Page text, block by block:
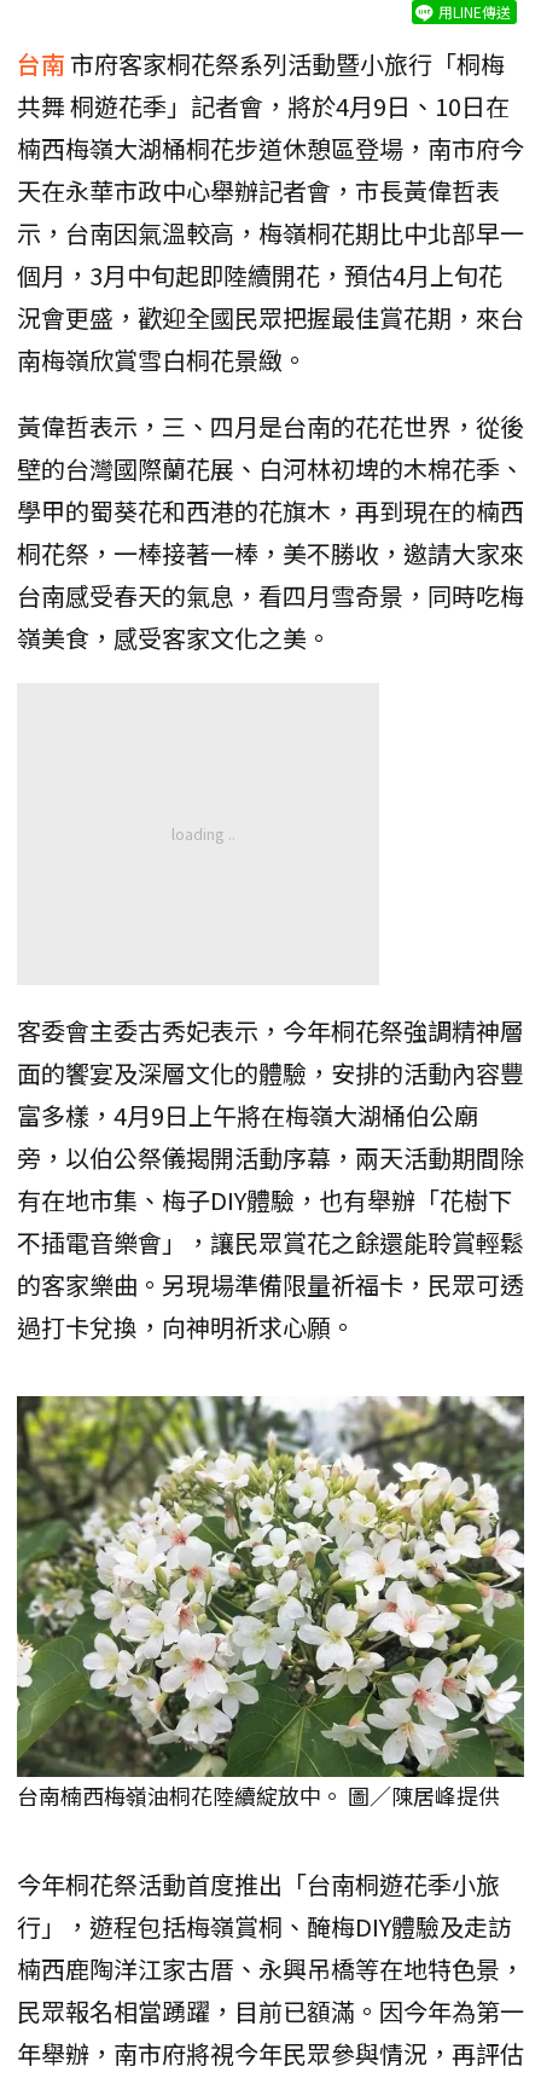
用LINE傳送
台南市府客家桐花祭系列活動暨小旅行「桐梅
共舞 桐遊花季」記者會，將於4月9日、10日在
楠西梅嶺大湖桶桐花步道休憩區登場，南市府今
天在永華市政中心舉辦記者會，市長黃偉哲表
示，台南因氣溫較高，梅嶺桐花期比中北部早一
個月，3月中旬起即陸續開花，預估4月上旬花
況會更盛，歡迎全國民眾把握最佳賞花期，來台
南梅嶺欣賞雪白桐花景緻。
黃偉哲表示，三、四月是台南的花花世界，從後
壁的台灣國際蘭花展、白河林初埤的木棉花季、
學甲的蜀葵花和西港的花旗木，再到現在的楠西
桐花祭，一棒接著一棒，美不勝收，邀請大家來
台南感受春天的氣息，看四月雪奇景，同時吃梅
嶺美食，感受客家文化之美。
客委會主委古秀妃表示，今年桐花祭強調精神層
面的饗宴及深層文化的體驗，安排的活動內容豐
富多樣，4月9日上午將在梅嶺大湖桶伯公廟
旁，以伯公祭儀揭開活動序幕，兩天活動期間除
有在地市集、梅子DIY體驗，也有舉辦「花樹下
不插電音樂會」，讓民眾賞花之餘還能聆賞輕鬆
的客家樂曲。另現場準備限量祈福卡，民眾可透
過打卡兌換，向神明祈求心願。
台南楠西梅嶺油桐花陸續綻放中。 圖／陳居峰提供
今年桐花祭活動首度推出「台南桐遊花季小旅
行」，遊程包括梅嶺賞桐、醃梅DIY體驗及走訪
楠西鹿陶洋江家古厝、永興吊橋等在地特色景，
民眾報名相當踴躍，目前已額滿。因今年為第一
年舉辦，南市府將視今年民眾參與情況，再評估